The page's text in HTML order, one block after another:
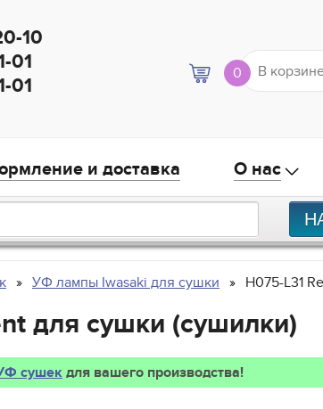
10
01
01
0 В
и доставка О нас
УФ лампы Iwasaki для сушки H075-L31
для сушки (сушилки)
сушек для вашего производства!